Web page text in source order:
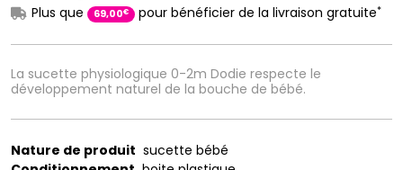
La sucette physiologique 0-2m Dodie respecte le
développement naturel de la bouche de bébé.
Plus que
69,00€ pour bénéficier de la livraison gratuite*
Nature de produit sucette bébé